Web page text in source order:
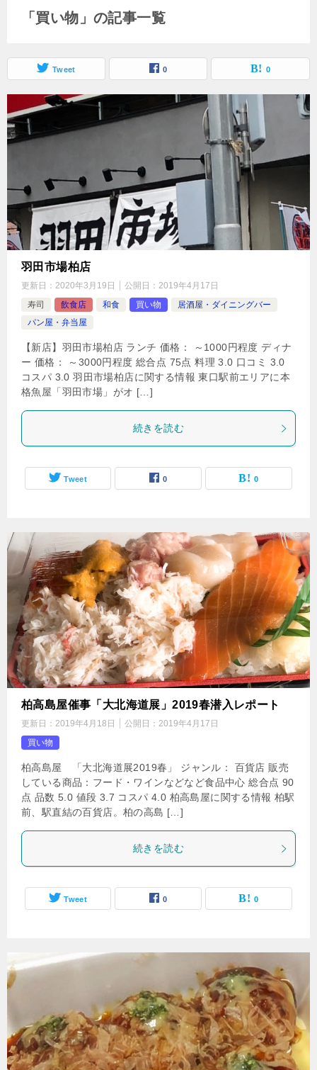
「買い物」の記事一覧
Tweet 0 0
羽田市場柏店
更新日： 2020年3月19日 公開日： 2019年4月17日
寿司
飲食店 和食 買い物
居酒屋・ダイニングバー
パン屋・弁当屋
【新店】羽田市場柏店 ランチ 価格： ～1000円程度 ディナ
ー 価格： ～3000円程度 総合点 75点 料理 3.0 口コミ 3.0
コスパ 3.0 羽田市場柏店に関する情報 東口駅前エリアに本
格魚屋「羽田市場」がオ […]
続きを読む
Tweet 0 0
柏高島屋催事「大北海道展」2019春潜入レポート
更新日： 2019年4月18日 公開日： 2019年4月17日
買い物
柏高島屋 「大北海道展2019春」 ジャンル： 百貨店 販売
している商品：フード・ワインなどなど食品中心 総合点 90
点 品数 5.0 値段 3.7 コスパ 4.0 柏高島屋に関する情報 柏駅
前、駅直結の百貨店。柏の高島 […]
続きを読む
Tweet 0 0